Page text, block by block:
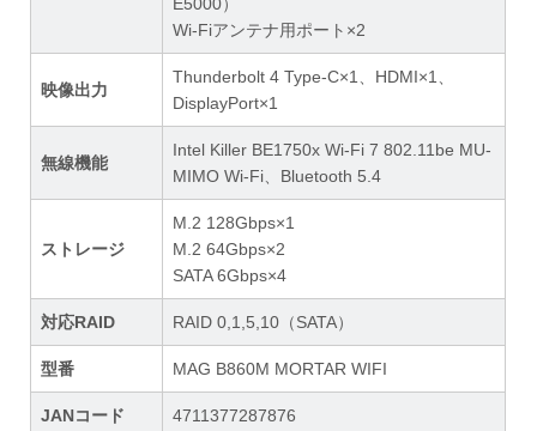
E5000）
Wi-Fiアンテナ用ポート×2
映像出力
Thunderbolt 4 Type-C×1、HDMI×1、
DisplayPort×1
無線機能
Intel Killer BE1750x Wi-Fi 7 802.11be MU-
MIMO Wi-Fi、Bluetooth 5.4
ストレージ
M.2 128Gbps×1
M.2 64Gbps×2
SATA 6Gbps×4
対応RAID RAID 0,1,5,10（SATA）
型番 MAG B860M MORTAR WIFI
JANコード 4711377287876